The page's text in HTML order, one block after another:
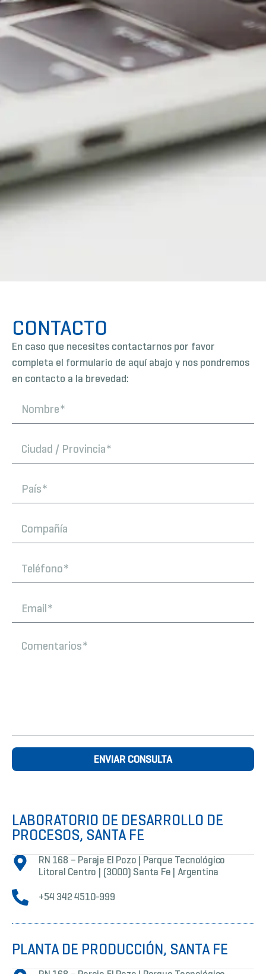
LABORATORIO DE DESARROLLO DE
PROCESOS, SANTA FE
RN 168 – Paraje El Pozo | Parque Tecnológico
Litoral Centro | (3000) Santa Fe | Argentina
+54 342 4510-999
PLANTA DE PRODUCCIÓN, SANTA FE
CONTACTO
En caso que necesites contactarnos por favor
completa el formulario de aquí abajo y nos pondremos
en contacto a la brevedad:
ENVIAR CONSULTA